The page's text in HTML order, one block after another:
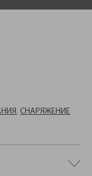
, СНАРЯЖЕНИЕ